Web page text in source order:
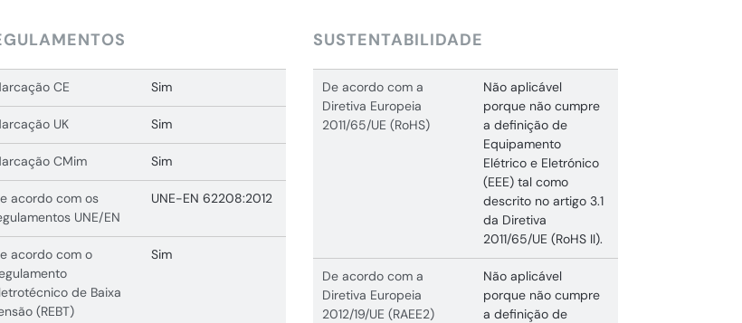
CE Sim
UK Sim
CMim Sim
acordo com os
UNE/EN
UNE-EN 62208:2012
acordo com o
de Baixa
(REBT)
Sim
SUSTENTABILIDADE
De acordo com a
Diretiva Europeia
2011/65/UE (RoHS)
Não aplicável
porque não cumpre
a definição de
Equipamento
Elétrico e Eletrónico
(EEE) tal como
descrito no artigo 3.1
da Diretiva
2011/65/UE (RoHS II).
De acordo com a
Diretiva Europeia
2012/19/UE (RAEE2)
Não aplicável
porque não cumpre
a definição de